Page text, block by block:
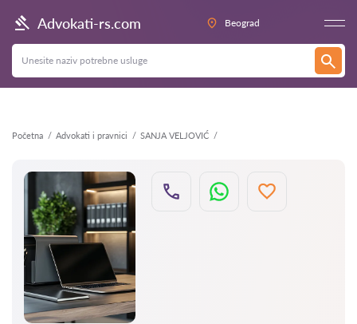
Advokati-rs.com Beograd
Početna Advokati i pravnici SANJA VELJOVIĆ
Nazad